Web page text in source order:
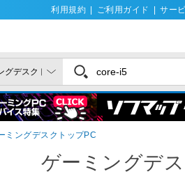
利用規約 ご利用ガイド サー
ミングデスクトップPC
ゲーミングデ